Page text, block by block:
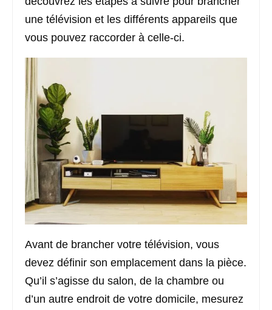
une télévision et les différents appareils que
vous pouvez raccorder à celle-ci.
Avant de brancher votre télévision, vous
devez définir son emplacement dans la pièce.
Qu’il s’agisse du salon, de la chambre ou
d’un autre endroit de votre domicile, mesurez